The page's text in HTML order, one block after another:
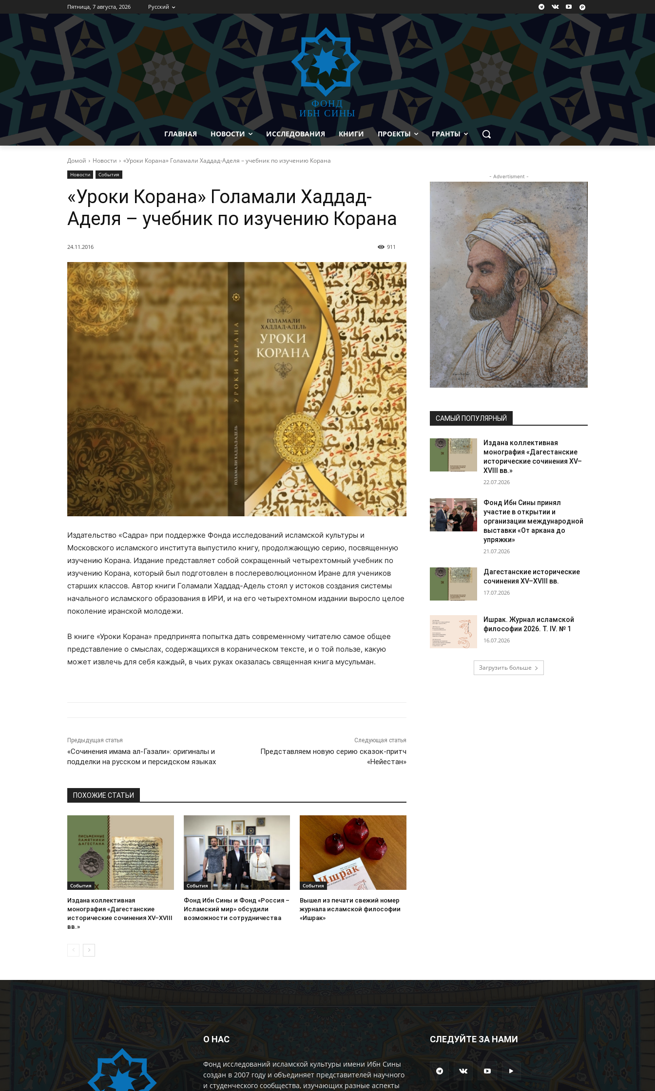
Пятница, 7 августа, 2026 Русский
ФОНД
ИБН СИНЫ
ГЛАВНАЯ НОВОСТИ ИССЛЕДОВАНИЯ КНИГИ ПРОЕКТЫ ГРАНТЫ
Домой Новости «Уроки Корана» Голамали Хаддад-Аделя – учебник по изучению Корана
Новости События
«Уроки Корана» Голамали Хаддад-
Аделя – учебник по изучению Корана
24.11.2016 911
Издательство «Садра» при поддержке Фонда исследований исламской культуры и
Московского исламского института выпустило книгу, продолжающую серию, посвященную
изучению Корана. Издание представляет собой сокращенный четырехтомный учебник по
изучению Корана, который был подготовлен в послереволюционном Иране для учеников
старших классов. Автор книги Голамали Хаддад-Адель стоял у истоков создания системы
начального исламского образования в ИРИ, и на его четырехтомном издании выросло целое
поколение иранской молодежи.
В книге «Уроки Корана» предпринята попытка дать современному читателю самое общее
представление о смыслах, содержащихся в кораническом тексте, и о той пользе, какую
может извлечь для себя каждый, в чьих руках оказалась священная книга мусульман.
Предыдущая статья
«Сочинения имама ал-Газали»: оригиналы и
подделки на русском и персидском языках
Следующая статья
Представляем новую серию сказок-притч
«Нейестан»
ПОХОЖИЕ СТАТЬИ
События
Издана коллективная
монография «Дагестанские
исторические сочинения XV–XVIII
вв.»
События
Фонд Ибн Сины и Фонд «Россия –
Исламский мир» обсудили
возможности сотрудничества
События
Вышел из печати свежий номер
журнала исламской философии
«Ишрак»
- Advertisment -
САМЫЙ ПОПУЛЯРНЫЙ
Издана коллективная
монография «Дагестанские
исторические сочинения XV–
XVIII вв.»
22.07.2026
Фонд Ибн Сины принял
участие в открытии и
организации международной
выставки «От аркана до
упряжки»
21.07.2026
Дагестанские исторические
сочинения XV–XVIII вв.
17.07.2026
Ишрак. Журнал исламской
философии 2026. Т. IV. № 1
16.07.2026
Загрузить больше
О НАС
Фонд исследований исламской культуры имени Ибн Сины
создан в 2007 году и объединяет представителей научного
и студенческого сообщества, изучающих разные аспекты
СЛЕДУЙТЕ ЗА НАМИ